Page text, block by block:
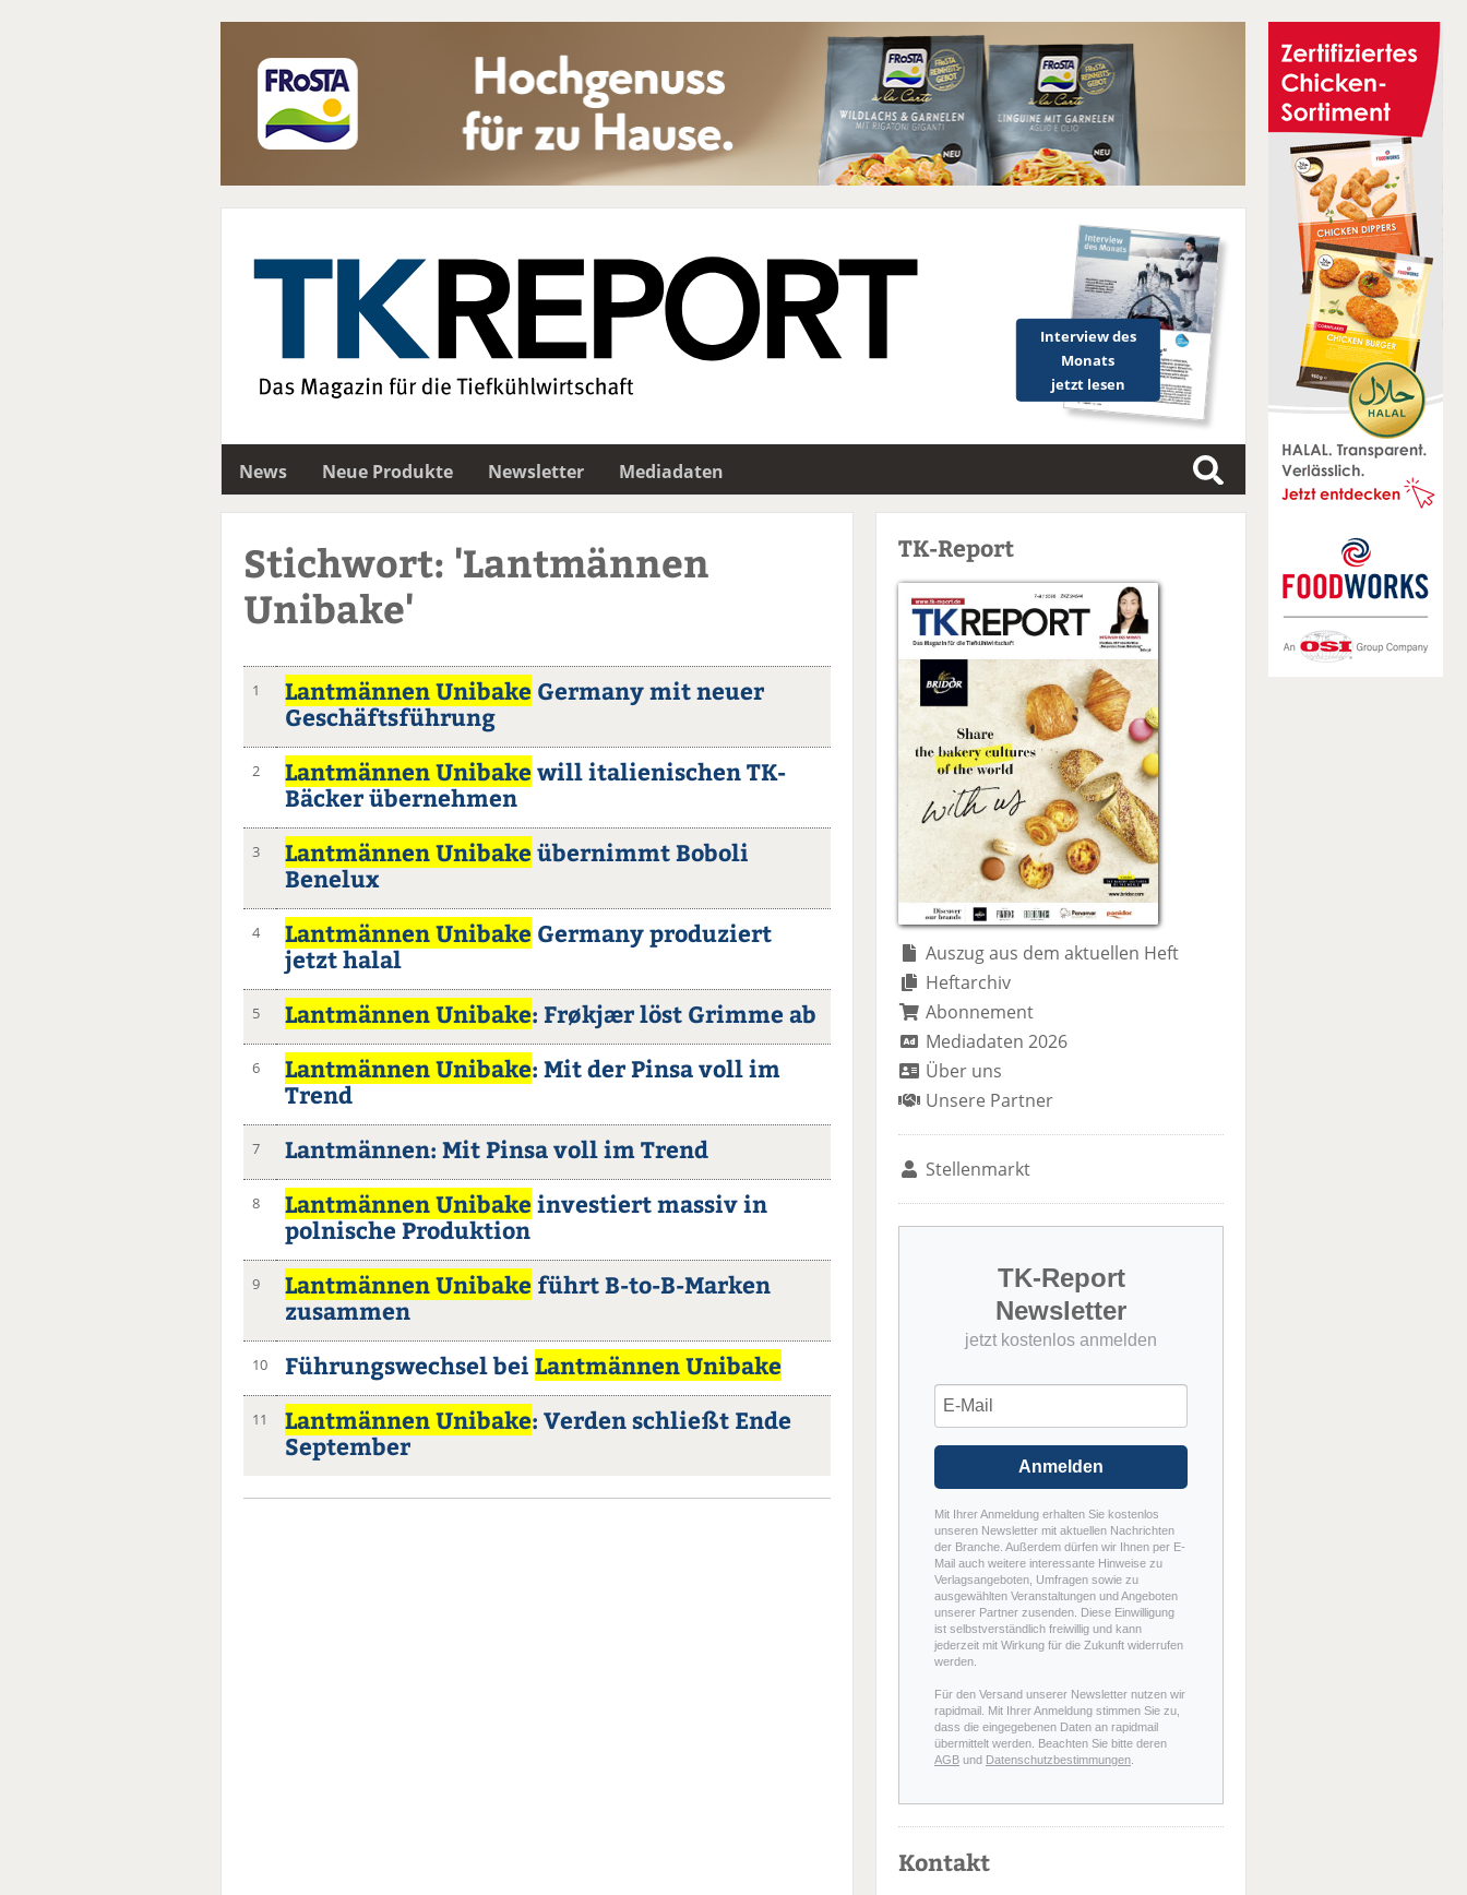
Interview des
Monats
jetzt lesen
News Neue Produkte Newsletter
Mediadaten
S
u
Stichwort: 'Lantmännen
Unibake'
1 Lantmännen Unibake Germany mit neuer
Geschäftsführung
2 Lantmännen Unibakewill italienischen TK-
Bäcker übernehmen
3 Lantmännen Unibakeübernimmt Boboli
Benelux
4 Lantmännen Unibake Germany produziert
jetzt halal
5 Lantmännen Unibake: Frøkjær löst Grimme ab
6 Lantmännen Unibake: Mit der Pinsa voll im
Trend
7 Lantmännen: Mit Pinsa voll im Trend
8 Lantmännen Unibakeinvestiert massiv in
polnische Produktion
9 Lantmännen Unibake führt B-to-B-Marken
zusammen
10 Führungswechsel bei Lantmännen Unibake
11 Lantmännen Unibake: Verden schließt Ende
September
TK-Report
Auszug aus dem aktuellen Heft
Heftarchiv
Abonnement
Mediadaten 2026
Über uns
Unsere Partner
Stellenmarkt
TK-Report
Newsletter
jetzt kostenlos anmelden
Anmelden
Mit Ihrer Anmeldung erhalten Sie kostenlos
unseren Newsletter mit aktuellen Nachrichten
der Branche. Außerdem dürfen wir Ihnen per E-
Mail auch weitere interessante Hinweise zu
Verlagsangeboten, Umfragen sowie zu
ausgewählten Veranstaltungen und Angeboten
unserer Partner zusenden. Diese Einwilligung
ist selbstverständlich freiwillig und kann
jederzeit mit Wirkung für die Zukunft widerrufen
werden.
Für den Versand unserer Newsletter nutzen wir
rapidmail. Mit Ihrer Anmeldung stimmen Sie zu,
dass die eingegebenen Daten an rapidmail
übermittelt werden. Beachten Sie bitte deren
AGB und Datenschutzbestimmungen
Kontakt